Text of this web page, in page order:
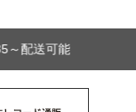
配送可能